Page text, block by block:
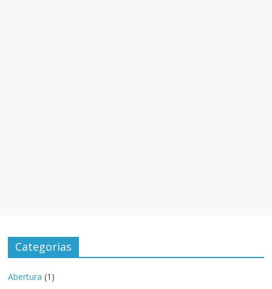
Categorias
Abertura (1)